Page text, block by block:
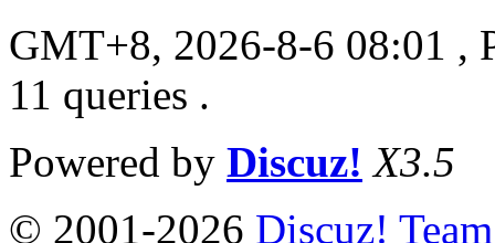
GMT+8, 2026-8-6 08:01 ,
11 queries .
Powered by Discuz! X3.5
© 2001-2026 Discuz! Team